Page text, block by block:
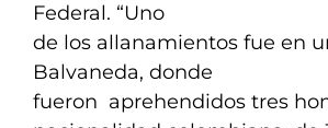
Federal. “Uno
de los allanamientos fue en
Balvaneda, donde
fueron aprehendidos tres